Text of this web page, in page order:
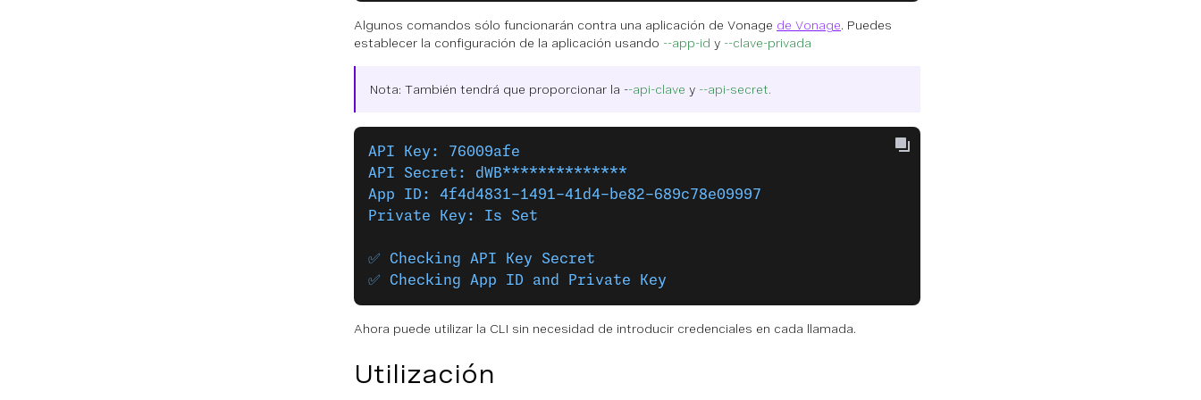
Algunos comandos sólo funcionarán contra una aplicación de Vonage de Vonage. Puedes
establecer la configuración de la aplicación usando --app-id y --clave-privada
Nota: También tendrá que proporcionar la --api-clave y --api-secret.
API Key: 76009afe
API Secret: dWB**************
App ID: 4f4d4831-1491-41d4-be82-689c78e09997
Private Key: Is Set
✅ Checking API Key Secret
✅ Checking App ID and Private Key
Ahora puede utilizar la CLI sin necesidad de introducir credenciales en cada llamada.
Utilización